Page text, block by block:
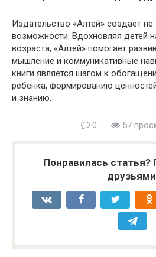
Издательство «Алтей» создает не
возможности. Вдохновляя детей
возраста, «Алтей» помогает
мышление и коммуникативные
книги является шагом к
ребенка, формированию
и знанию.
0 57
Понравилась статья?